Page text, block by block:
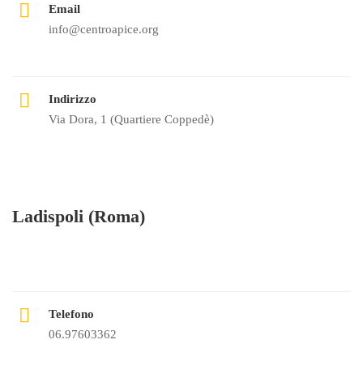
Email
info@centroapice.org
Indirizzo
Via Dora, 1 (Quartiere Coppedè)
Ladispoli (Roma)
Telefono
06.97603362